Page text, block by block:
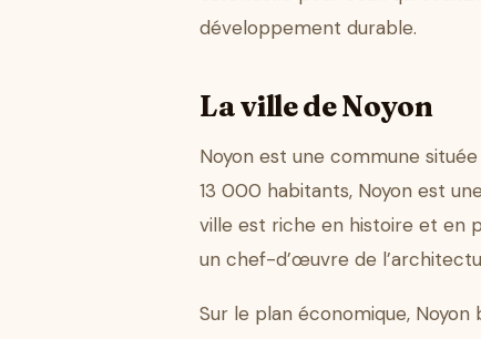
développement durable.
La ville de Noyon
Noyon est une commune
13 000 habitants, Noyon est
ville est riche en histoire et en
un chef-d’œuvre de
Sur le plan économique,